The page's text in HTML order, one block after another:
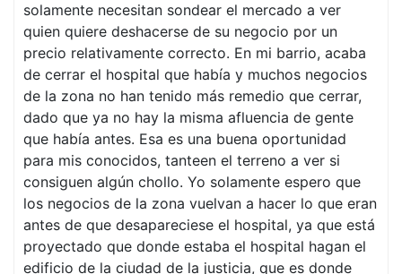
solamente necesitan sondear el mercado a ver
quien quiere deshacerse de su negocio por un
precio relativamente correcto. En mi barrio, acaba
de cerrar el hospital que había y muchos negocios
de la zona no han tenido más remedio que cerrar,
dado que ya no hay la misma afluencia de gente
que había antes. Esa es una buena oportunidad
para mis conocidos, tanteen el terreno a ver si
consiguen algún chollo. Yo solamente espero que
los negocios de la zona vuelvan a hacer lo que eran
antes de que desapareciese el hospital, ya que está
proyectado que donde estaba el hospital hagan el
edificio de la ciudad de la justicia, que es donde